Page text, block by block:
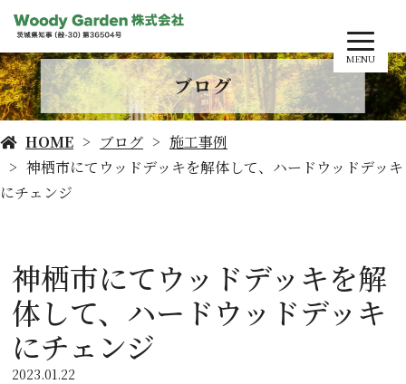
MENU
ブログ
HOME ブログ
施工事例
神栖市にてウッドデッキを解体して、ハードウッドデッキ
にチェンジ
神栖市にてウッドデッキを解
体して、ハードウッドデッキ
にチェンジ
2023.01.22